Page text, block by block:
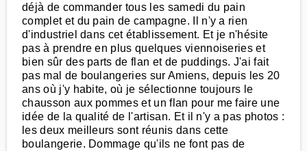
déjà de commander tous les samedi du pain
complet et du pain de campagne. Il n'y a rien
d'industriel dans cet établissement. Et je n'hésite
pas à prendre en plus quelques viennoiseries et
bien sûr des parts de flan et de puddings. J'ai fait
pas mal de boulangeries sur Amiens, depuis les 20
ans où j'y habite, où je sélectionne toujours le
chausson aux pommes et un flan pour me faire une
idée de la qualité de l'artisan. Et il n'y a pas photos :
les deux meilleurs sont réunis dans cette
boulangerie. Dommage qu'ils ne font pas de